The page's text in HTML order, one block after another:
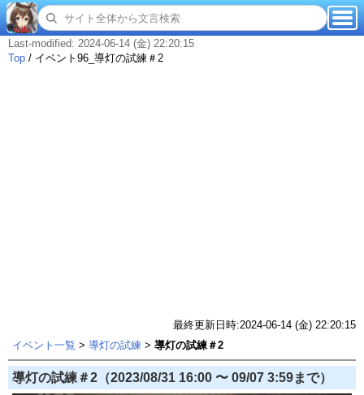
Last-modified: 2024-06-14 (金) 22:20:15
Top / イベント96_導灯の試練＃2
最終更新日時:2024-06-14 (金) 22:20:15
イベント一覧 > 導灯の試練 > 導灯の試練＃2
導灯の試練＃2（2023/08/31 16:00 〜 09/07 3:59まで）